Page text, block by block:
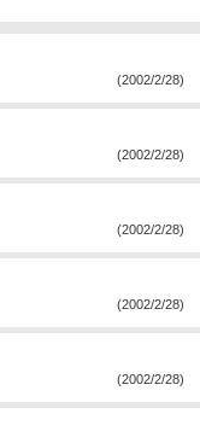
(2002/2/28)
(2002/2/28)
(2002/2/28)
(2002/2/28)
(2002/2/28)